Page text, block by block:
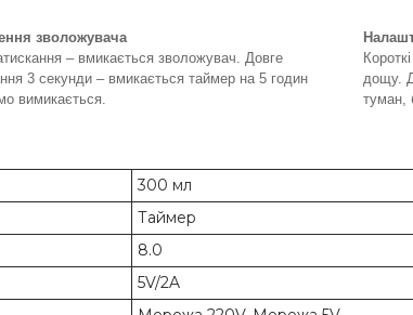
зволожувача
– вмикається зволожувач. Довге
3 секунди – вмикається таймер на 5 годин
вимикається.
дощу.
туман,
300 мл
Таймер
8.0
5V/2A